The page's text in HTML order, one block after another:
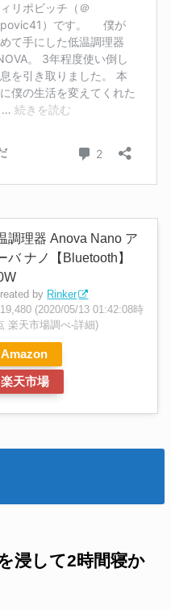
調理器 Anova Nano ア
バ ナノ【Bluetooth】
by Rinker
(2020/05/13 01:42:08時
楽天市場調べ-詳細)
Amazon
楽天市場
浸して2時間寝か